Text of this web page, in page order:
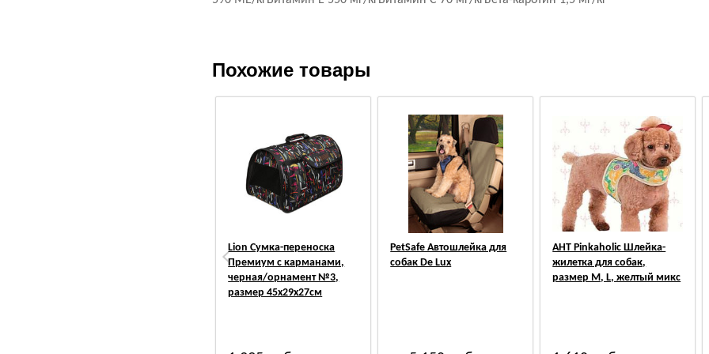
Похожие товары
Lion Сумка-переноска
Премиум с карманами,
черная/орнамент №3,
размер 45х29х27см
PetSafe Автошлейка для
собак De Lux
АНТ Pinkaholic Шлейка-
жилетка для собак,
размер M, L, желтый микс